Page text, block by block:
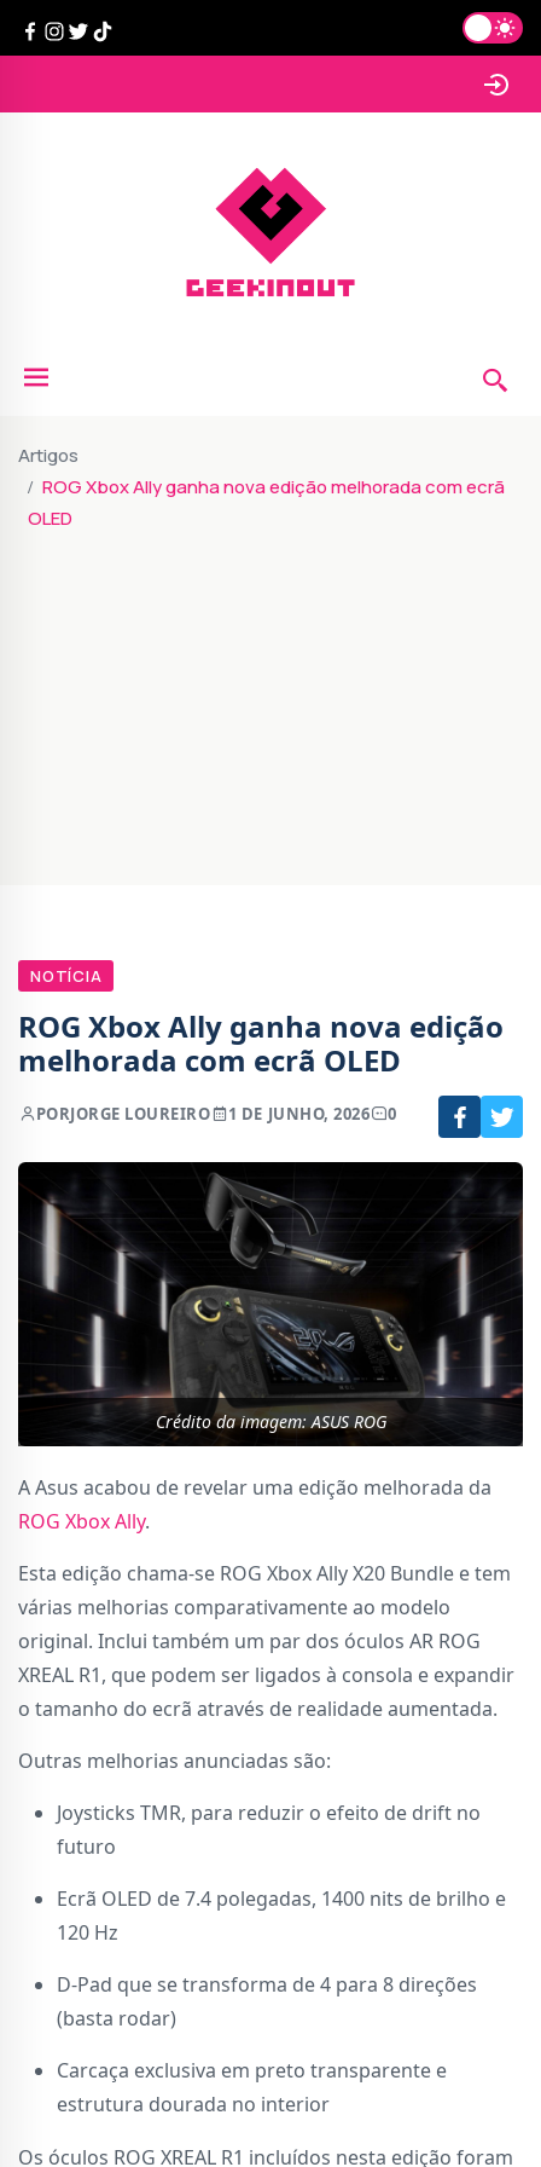
Artigos
ROG Xbox Ally ganha nova edição melhorada com ecrã
OLED
NOTÍCIA
ROG Xbox Ally ganha nova edição
melhorada com ecrã OLED
PORJORGE LOUREIRO 1 DE JUNHO, 2026 0
Crédito da imagem: ASUS ROG
A Asus acabou de revelar uma edição melhorada da
ROG Xbox Ally.
Esta edição chama-se ROG Xbox Ally X20 Bundle e tem
várias melhorias comparativamente ao modelo
original. Inclui também um par dos óculos AR ROG
XREAL R1, que podem ser ligados à consola e expandir
o tamanho do ecrã através de realidade aumentada.
Outras melhorias anunciadas são:
Joysticks TMR, para reduzir o efeito de drift no
futuro
Ecrã OLED de 7.4 polegadas, 1400 nits de brilho e
120 Hz
D-Pad que se transforma de 4 para 8 direções
(basta rodar)
Carcaça exclusiva em preto transparente e
estrutura dourada no interior
Os óculos ROG XREAL R1 incluídos nesta edição foram